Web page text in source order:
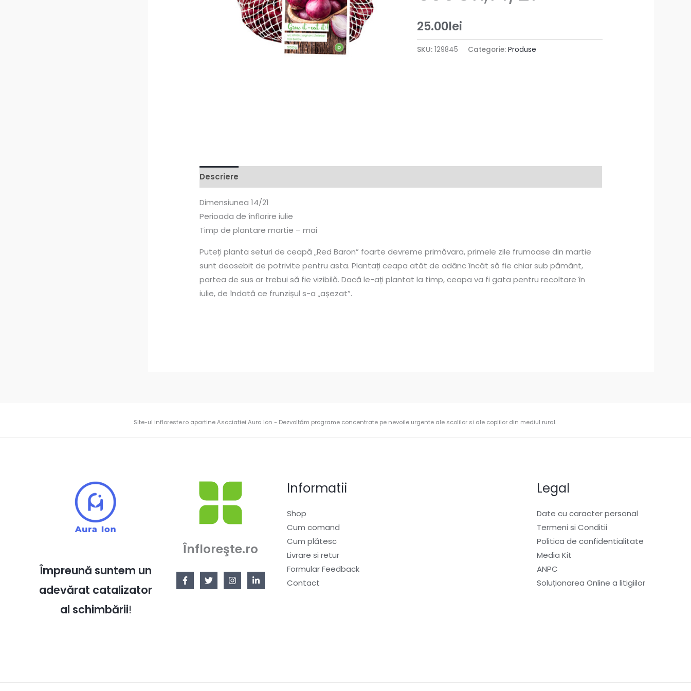
25.00lei
SKU:129845 Categorie:Produse
Descriere
Dimensiunea 14/21
Perioada de înflorire iulie
Timp de plantare martie – mai
Puteți planta seturi de ceapă „Red Baron” foarte devreme primăvara, primele zile frumoase din martie
sunt deosebit de potrivite pentru asta. Plantați ceapa atât de adânc încât să fie chiar sub pământ,
partea de sus ar trebui să fie vizibilă. Dacă le-ați plantat la timp, ceapa va fi gata pentru recoltare în
iulie, de îndată ce frunzișul s-a „așezat”.
Site-ul infloreste.ro apartine Asociatiei Aura Ion - Dezvoltăm programe concentrate pe nevoile urgente ale scolilor si ale copiilor din mediul rural.
Împreună suntem un
adevărat catalizator
al schimbării!
Înfloreşte.ro
Informatii
Shop
Cum comand
Cum plătesc
Livrare si retur
Formular Feedback
Contact
Legal
Date cu caracter personal
Termeni si Conditii
Politica de confidentialitate
Media Kit
ANPC
Soluționarea Online a litigiilor